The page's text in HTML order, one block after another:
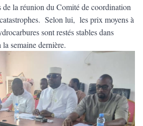
de la réunion du Comité de coordination
Selon lui, les prix moyens à
sont restés stables dans
semaine dernière.